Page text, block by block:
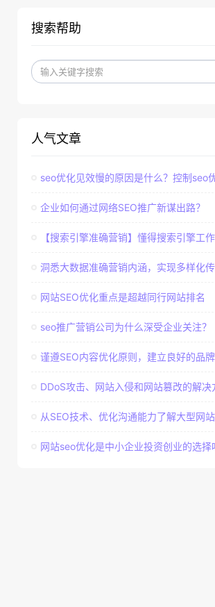
搜索帮助
人气文章
seo优化见效慢的原因是什么？控制seo优化
企业如何通过网络SEO推广新谋出路？
【搜索引擎准确营销】懂得搜索引擎工作原理，建
洞悉大数据准确营销内涵，实现多样化
网站SEO优化重点是超越同行网站排名
seo推广营销公司为什么深受企业关注？
谨遵SEO内容优化原则，建立良好的品
DDoS攻击、网站入侵和网站篡改的解决
从SEO技术、优化沟通能力了解大型网
网站seo优化是中小企业投资创业的选择